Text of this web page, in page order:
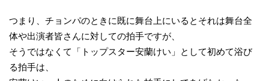
つまり、チョンパのときに既に舞台上にいるとそれは舞台全
体や出演者皆さんに対しての拍手ですが、
そうではなくて「トップスター安蘭けい」として初めて浴び
る拍手は、